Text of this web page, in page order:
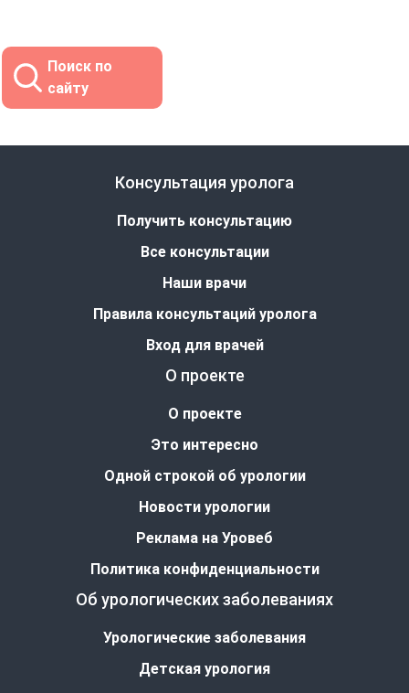
Поиск по
сайту
Консультация уролога
Получить консультацию
Все консультации
Наши врачи
Правила консультаций уролога
Вход для врачей
О проекте
О проекте
Это интересно
Одной строкой об урологии
Новости урологии
Реклама на Уровеб
Политика конфиденциальности
Об урологических заболеваниях
Урологические заболевания
Детская урология